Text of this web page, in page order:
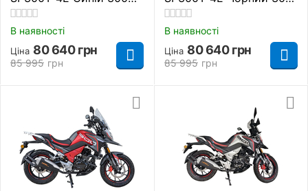
куб. см.
В наявності
85 995 грн
Ціна 80 640 грн
куб. см.
В наявності
85 995 грн
Ціна 80 640 грн